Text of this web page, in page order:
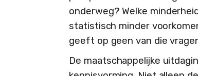
onderweg? Welke
statistisch minder
geeft op geen van die
De maatschappelijke